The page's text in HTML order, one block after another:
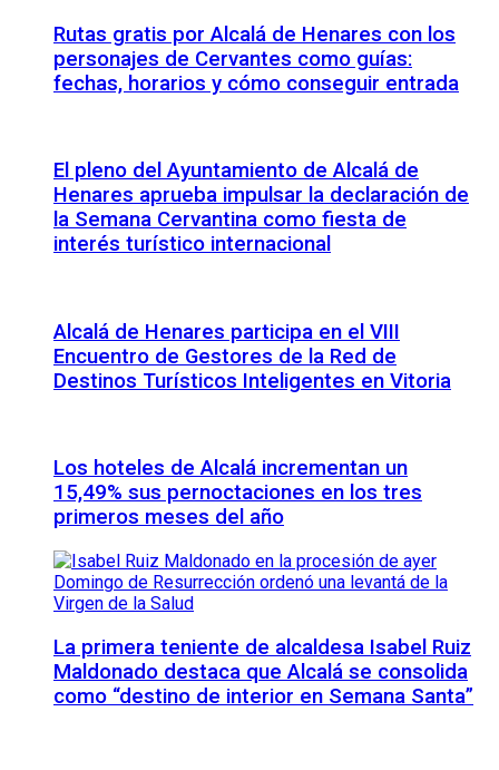
Rutas gratis por Alcalá de Henares con los
personajes de Cervantes como guías:
fechas, horarios y cómo conseguir entrada
El pleno del Ayuntamiento de Alcalá de
Henares aprueba impulsar la declaración de
la Semana Cervantina como fiesta de
interés turístico internacional
Alcalá de Henares participa en el VIII
Encuentro de Gestores de la Red de
Destinos Turísticos Inteligentes en Vitoria
Los hoteles de Alcalá incrementan un
15,49% sus pernoctaciones en los tres
primeros meses del año
La primera teniente de alcaldesa Isabel Ruiz
Maldonado destaca que Alcalá se consolida
como “destino de interior en Semana Santa”